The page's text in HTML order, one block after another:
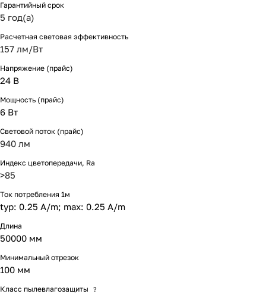
Гарантийный срок
5 год(а)
Расчетная световая эффективность
157 лм/Вт
Напряжение (прайс)
24 В
Мощность (прайс)
6 Вт
Световой поток (прайс)
940 лм
Индекс цветопередачи, Ra
>85
Ток потребления 1м
typ: 0.25 A/m; max: 0.25 A/m
Длина
50000 мм
Минимальный отрезок
100 мм
Класс пылевлагозащиты ?